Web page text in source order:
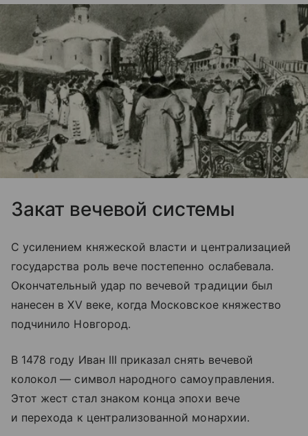
Закат вечевой системы
С усилением княжеской власти и централизацией
государства роль вече постепенно ослабевала.
Окончательный удар по вечевой традиции был
нанесен в XV веке, когда Московское княжество
подчинило Новгород.
В 1478 году Иван III приказал снять вечевой
колокол — символ народного самоуправления.
Этот жест стал знаком конца эпохи вече
и перехода к централизованной монархии.